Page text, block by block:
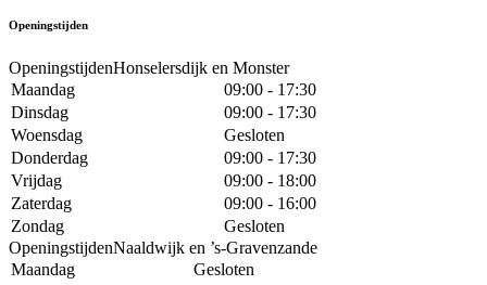
Openingstijden
OpeningstijdenHonselersdijk en Monster
Maandag
09:00 - 17:30
Dinsdag
09:00 - 17:30
Woensdag
Gesloten
Donderdag
09:00 - 17:30
Vrijdag
09:00 - 18:00
Zaterdag
09:00 - 16:00
Zondag
Gesloten
OpeningstijdenNaaldwijk en ’s-Gravenzande
Maandag
Gesloten